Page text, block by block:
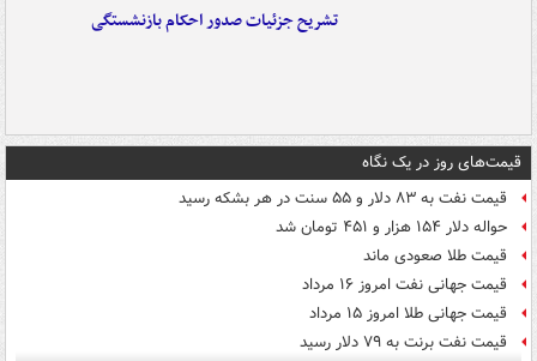
تشریح جزئیات صدور احکام بازنشستگی
قیمت‌های روز در یک نگاه
قیمت نفت به ۸۳ دلار و ۵۵ سنت در هر بشکه رسید
حواله دلار ۱۵۴ هزار و ۴۵۱ تومان شد
قیمت طلا صعودی ماند
قیمت جهانی نفت امروز ۱۶ مرداد
قیمت جهانی طلا امروز ۱۵ مرداد
قیمت نفت برنت به ۷۹ دلار رسید